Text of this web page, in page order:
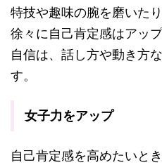
特技や趣味の腕を磨いた
徐々に自己肯定感はアッ
自信は、話し方や動き方
す。
女子力をアップ
自己肯定感を高めたいと